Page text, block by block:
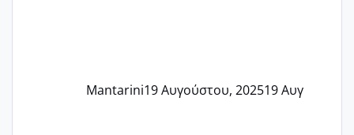
Mantarini19 Αυγούστου, 202519 Αυγ